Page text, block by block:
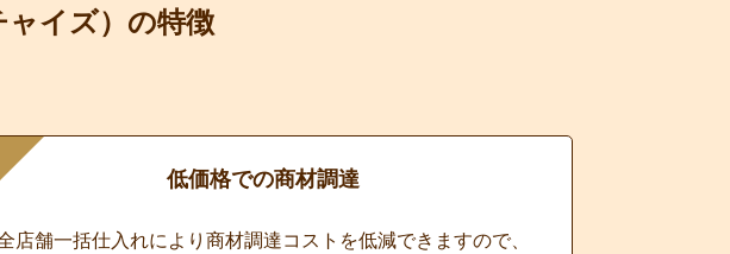
イズ）の特徴
低価格での商材調達
店舗一括仕入れにより商材調達コストを低減できますので、